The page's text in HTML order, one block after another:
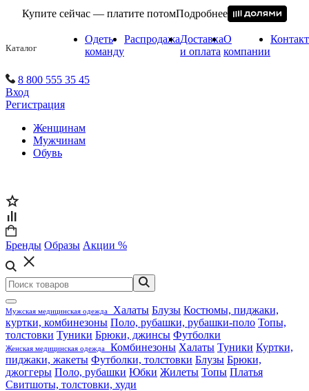
Купите сейчас — платите потомПодробнее
Каталог
Одеть
команду
РаспродажаДоставка
и оплата
О
компании
8 800 555 35 45
Вход
Регистрация
Женщинам
Мужчинам
Обувь
Бренды Образы Акции %
Мужская медицинская одежда Халаты Блузы Костюмы, пиджаки,
куртки, комбинезоны Поло, рубашки, рубашки-поло Топы,
толстовки Туники Брюки, джинсы Футболки
Женская медицинская одежда Комбинезоны Халаты Туники Куртки,
пиджаки, жакеты Футболки, толстовки Блузы Брюки,
джоггеры Поло, рубашки Юбки Жилеты Топы Платья
Свитшоты, толстовки, худи